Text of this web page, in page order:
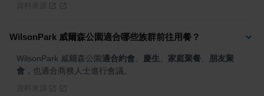
WilsonPark 威爾森公園適合哪些族群前往用餐？
WilsonPark 威爾森公園適合約會 慶生 家庭聚餐
朋友聚
會 ，也適合商務人士進行會議。